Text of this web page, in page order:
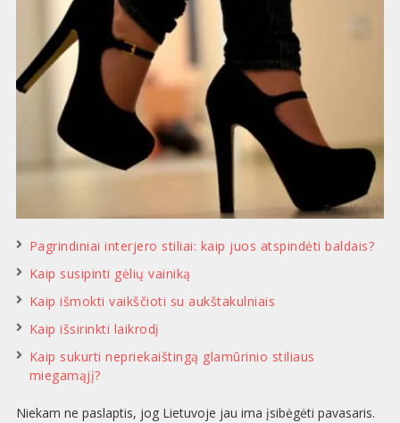
Pagrindiniai interjero stiliai: kaip juos atspindėti baldais?
Kaip susipinti gėlių vainiką
Kaip išmokti vaikščioti su aukštakulniais
Kaip išsirinkti laikrodį
Kaip sukurti nepriekaištingą glamūrinio stiliaus
miegamąjį?
Niekam ne paslaptis, jog Lietuvoje jau ima įsibėgėti pavasaris.